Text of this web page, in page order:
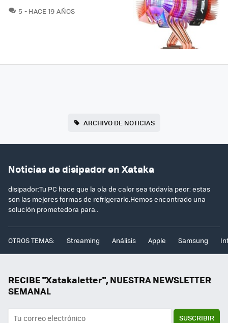
5 COMENTARIOS
HACE 19 AÑOS
ARCHIVO DE NOTICIAS
Noticias de disipador en Xataka
disipador:Tu PC hace que la ola de calor sea todavía peor: estas
son las mejores formas de refrigerarlo.Hemos encontrado una
solución prometedora para..
OTROS TEMAS: Streaming Análisis Apple Samsung
RECIBE "Xatakaletter", NUESTRA NEWSLETTER
SEMANAL
SUSCRIBIR